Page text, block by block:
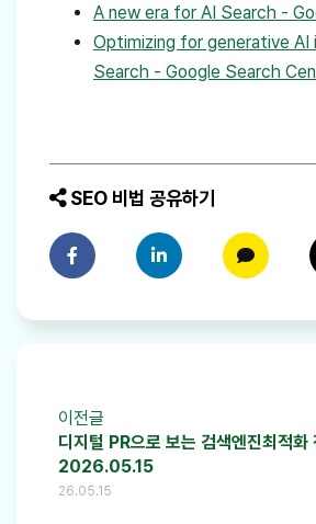
A new era for AI Search -
Optimizing for generative AI
Search - Google Search
SEO 비법 공유하기
페이스북에 공유하기링크드인에 공유하기
카카오톡
이전글
디지털 PR으로 보는 검색엔진최적화
2026.05.15
26.05.15